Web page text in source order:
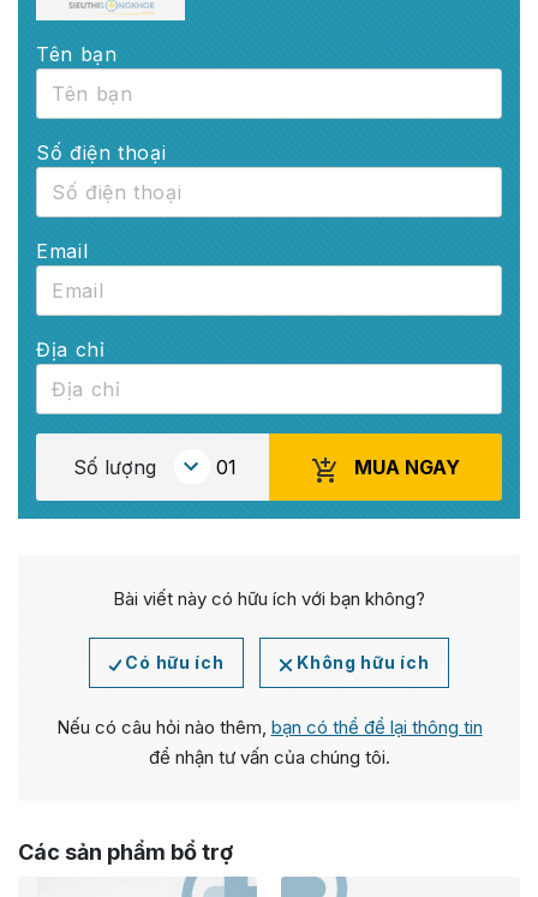
Tên bạn
Số điện thoại
Email
Địa chỉ
Số lượng MUA NGAY
Bài viết này có hữu ích với bạn không?
Có hữu ích Không hữu ích
Nếu có câu hỏi nào thêm, bạn có thể để lại thông tin
để nhận tư vấn của chúng tôi.
Các sản phẩm bổ trợ